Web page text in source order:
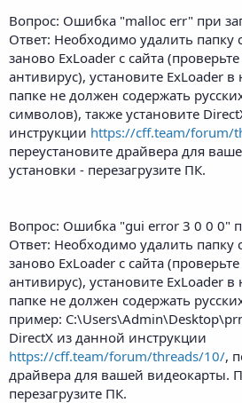
Вопрос: Ошибка "malloc err" при
Ответ: Необходимо удалить папку
заново ExLoader с сайта
антивирус), установите ExLoader
папке не должен содержать
символов), также установите
инструкции https://cff.team/forum/
переустановите драйвера для
установки - перезагрузите ПК.
Вопрос: Ошибка "gui error 3 0 0 0"
Ответ: Необходимо удалить папку
заново ExLoader с сайта
антивирус), установите ExLoader
папке не должен содержать
пример:
DirectX из данной инструкции
https://cff.team/forum/threads/10/,
драйвера для вашей видеокарты.
перезагрузите ПК.